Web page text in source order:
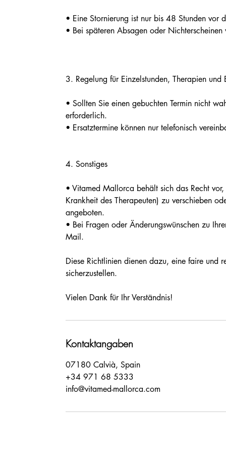
• Eine Stornierung ist nur bis 48 Stunden vor
• Bei späteren Absagen oder
3.⁠ ⁠Regelung für Einzelstunden, Therapien und
• Sollten Sie einen gebuchten Termin nicht
erforderlich.
• Ersatztermine können nur telefonisch
4.⁠ ⁠Sonstiges
• Vitamed Mallorca behält sich das Recht
Krankheit des Therapeuten) zu verschieben
angeboten.
• Bei Fragen oder Änderungswünschen zu
Mail.
Diese Richtlinien dienen dazu, eine faire und
sicherzustellen.
Vielen Dank für Ihr Verständnis!
Kontaktangaben
07180 Calvià, Spain
+34 971 68 5333
info@vitamed-mallorca.com